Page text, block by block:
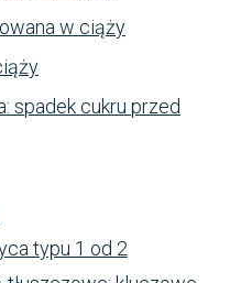
w ciąży
spadek cukru przed
typu 1 od 2